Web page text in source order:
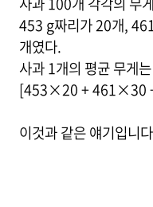
453 g짜리가 20개,
개였다.
사과 1개의 평균 무게
[453×20 + 461×30
이것과 같은 얘기입니